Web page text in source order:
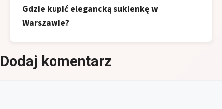
Gdzie kupić elegancką sukienkę w
Warszawie?
Dodaj komentarz